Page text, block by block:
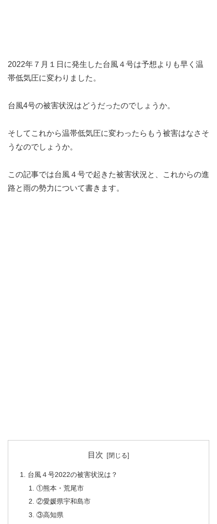
2022年７月１日に発生した台風４号は予想よりも早く温
帯低気圧に変わりました。
台風4号の被害状況はどうだったのでしょうか。
そしてこれから温帯低気圧に変わったらもう被害はなさそ
うなのでしょうか。
この記事では台風４号で起きた被害状況と、これからの進
路と雨の勢力について書きます。
目次
台風４号2022の被害状況は？
①熊本・荒尾市
②愛媛県宇和島市
③高知県